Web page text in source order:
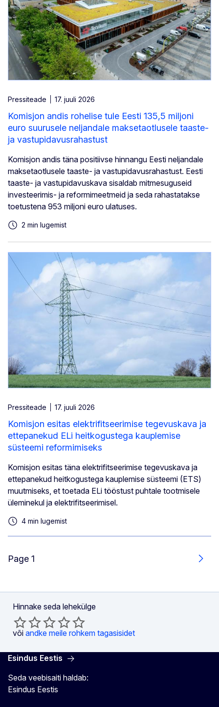
Pressiteade 17. juuli 2026
Komisjon andis rohelise tule Eesti 135,5 miljoni
euro suurusele neljandale maksetaotlusele taaste-
ja vastupidavusrahastust
Komisjon andis täna positiivse hinnangu Eesti neljandale
maksetaotlusele taaste- ja vastupidavusrahastust. Eesti
taaste- ja vastupidavuskava sisaldab mitmesuguseid
investeerimis- ja reformimeetmeid ja seda rahastatakse
toetustena 953 miljoni euro ulatuses.
2 min lugemist
Pressiteade 17. juuli 2026
Komisjon esitas elektrifitseerimise tegevuskava ja
ettepanekud ELi heitkogustega kauplemise
süsteemi reformimiseks
Komisjon esitas täna elektrifitseerimise tegevuskava ja
ettepanekud heitkogustega kauplemise süsteemi (ETS)
muutmiseks, et toetada ELi tööstust puhtale tootmisele
üleminekul ja elektrifitseerimisel.
4 min lugemist
Page 1
Hinnake seda lehekülge
või andke meile rohkem tagasisidet
Esindus Eestis
Seda veebisaiti haldab:
Esindus Eestis